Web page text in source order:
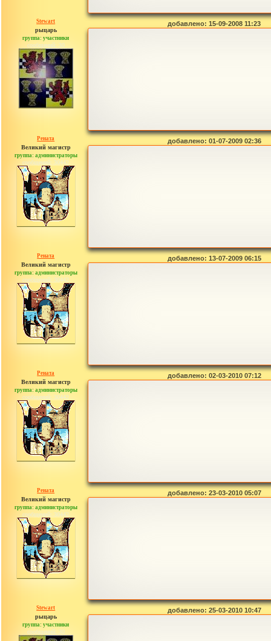
Stewart
рыцарь
группа: участники
сообщений: 30
добавлено: 15-09-2008 11:23
Рената
Великий магистр
группа: администраторы
сообщений: 30442
добавлено: 01-07-2009 02:36
Рената
Великий магистр
группа: администраторы
сообщений: 30442
добавлено: 13-07-2009 06:15
Рената
Великий магистр
группа: администраторы
сообщений: 30442
добавлено: 02-03-2010 07:12
Рената
Великий магистр
группа: администраторы
сообщений: 30442
добавлено: 23-03-2010 05:07
Stewart
рыцарь
группа: участники
сообщений: 30
добавлено: 25-03-2010 10:47